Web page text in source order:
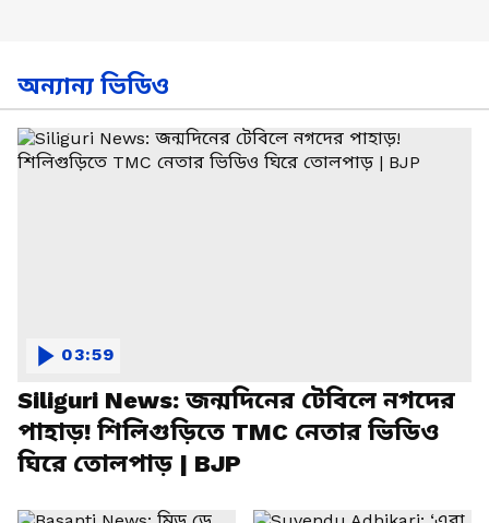
অন্যান্য ভিডিও
Siliguri News: জন্মদিনের টেবিলে নগদের
পাহাড়! শিলিগুড়িতে TMC নেতার ভিডিও
ঘিরে তোলপাড় | BJP
03:59